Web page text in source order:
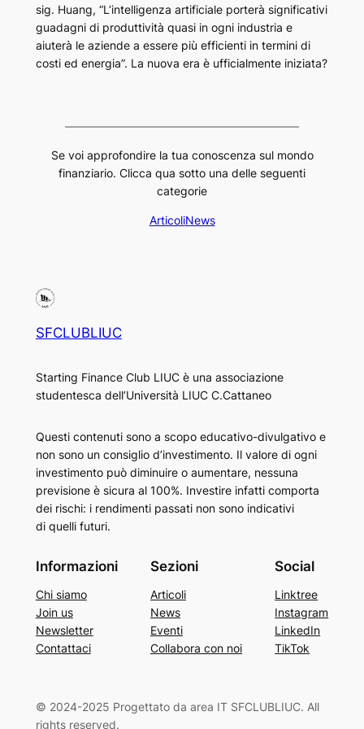
sig. Huang, “L’intelligenza artificiale porterà significativi
guadagni di produttività quasi in ogni industria e
aiuterà le aziende a essere più efficienti in termini di
costi ed energia”. La nuova era è ufficialmente iniziata?
Se voi approfondire la tua conoscenza sul mondo
finanziario. Clicca qua sotto una delle seguenti
categorie
ArticoliNews
SFCLUBLIUC
Starting Finance Club LIUC è una associazione
studentesca dell’Università LIUC C.Cattaneo
Questi contenuti sono a scopo educativo-divulgativo e
non sono un consiglio d’investimento. Il valore di ogni
investimento può diminuire o aumentare, nessuna
previsione è sicura al 100%. Investire infatti comporta
dei rischi: i rendimenti passati non sono indicativi
di quelli futuri.
Informazioni
Chi siamo
Join us
Newsletter
Contattaci
Sezioni
Articoli
News
Eventi
Collabora con noi
Social
Linktree
Instagram
LinkedIn
TikTok
© 2024-2025 Progettato da area IT SFCLUBLIUC. All
rights reserved.